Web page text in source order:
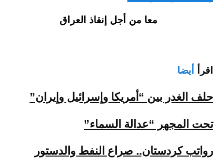
معا من أجل إنقاذ العراق
اقرأ أيضا
حلف الغدر بين “أمريكا وإسرائيل وإيران”
تحت المجهر “عدالة السماء”
رواتب كردستان.. صراع النفط والدستور